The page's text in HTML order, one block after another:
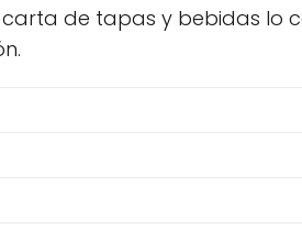
carta de tapas y bebidas lo